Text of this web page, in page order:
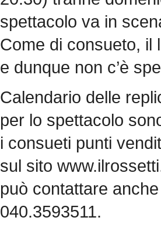
spettacolo va in
Come di consueto, il
e dunque non c’è
Calendario delle
per lo spettacolo
i consueti punti
sul sito
può contattare
040.3593511.